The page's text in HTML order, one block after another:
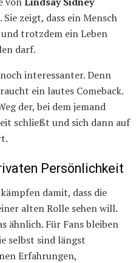
zeigt, dass ein Mensch
trotzdem ein Leben
darf.
interessanter. Denn
ein lautes Comeback.
der, bei dem jemand
schließt und sich dann auf
Persönlichkeit
damit, dass die
alten Rolle sehen will.
ähnlich. Für Fans bleiben
selbst sind längst
Erfahrungen,